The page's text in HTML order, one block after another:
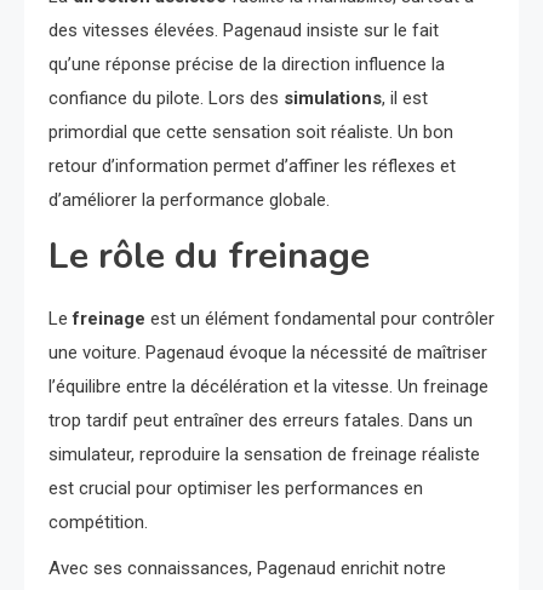
des vitesses élevées. Pagenaud insiste sur le fait
qu’une réponse précise de la direction influence la
confiance du pilote. Lors des simulations, il est
primordial que cette sensation soit réaliste. Un bon
retour d’information permet d’affiner les réflexes et
d’améliorer la performance globale.
Le rôle du freinage
Lefreinage est un élément fondamental pour contrôler
une voiture. Pagenaud évoque la nécessité de maîtriser
l’équilibre entre la décélération et la vitesse. Un freinage
trop tardif peut entraîner des erreurs fatales. Dans un
simulateur, reproduire la sensation de freinage réaliste
est crucial pour optimiser les performances en
compétition.
Avec ses connaissances, Pagenaud enrichit notre